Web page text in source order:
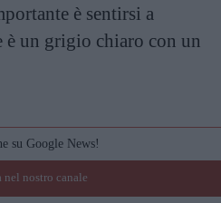
è sentirsi a
un grigio chiaro con un
su Google News!
nel nostro canale